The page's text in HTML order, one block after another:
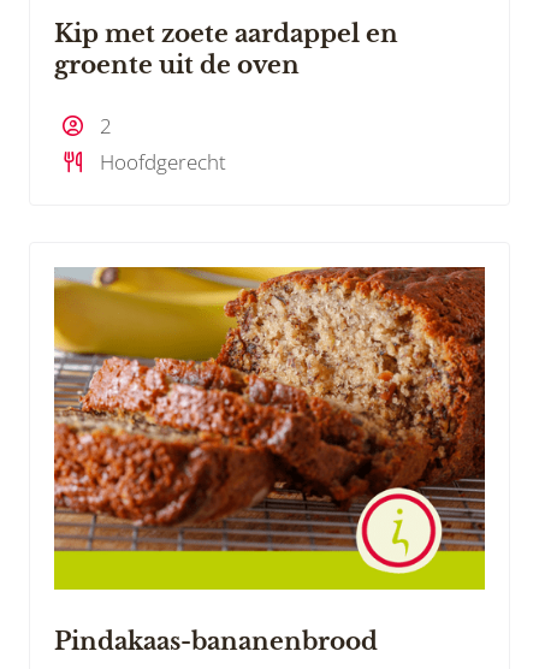
Kip met zoete aardappel en
groente uit de oven
2
Hoofdgerecht
Pindakaas-bananenbrood